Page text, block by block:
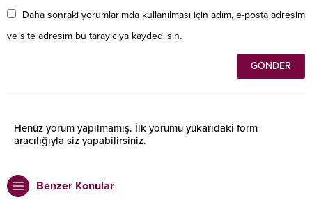
Daha sonraki yorumlarımda kullanılması için adım, e-posta adresim
ve site adresim bu tarayıcıya kaydedilsin.
Henüz yorum yapılmamış. İlk yorumu yukarıdaki form
aracılığıyla siz yapabilirsiniz.
Benzer Konular